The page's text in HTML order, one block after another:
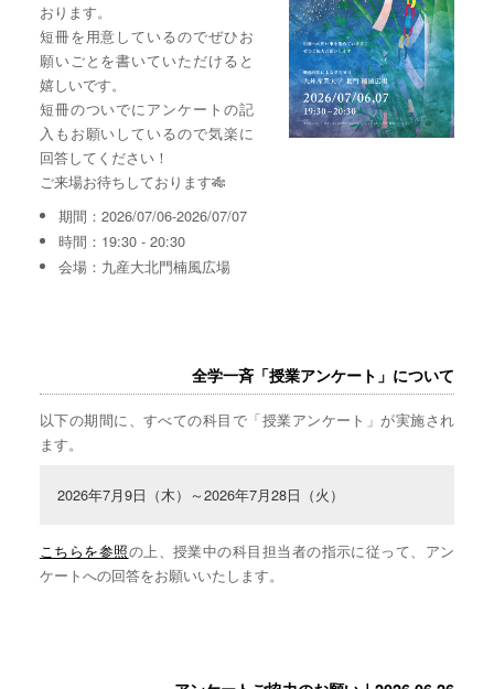
おります。
短冊を用意しているのでぜひお
願いごとを書いていただけると
嬉しいです。
短冊のついでにアンケートの記
入もお願いしているので気楽に
回答してください！
ご来場お待ちしております🎋
期間：2026/07/06-2026/07/07
時間：19:30 - 20:30
会場：九産大北門楠風広場
全学一斉「授業アンケート」について
以下の期間に、すべての科目で「授業アンケート」が実施され
ます。
2026年7月9日（木）～2026年7月28日（火）
こちらを参照の上、授業中の科目担当者の指示に従って、アン
ケートへの回答をお願いいたします。